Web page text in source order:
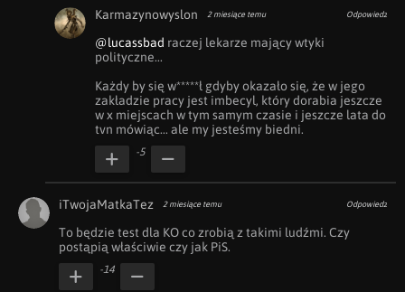
Karmazynowyslon 2 miesiące temu Odpowiedz
@lucassbad raczej lekarze mający wtyki
polityczne...
Każdy by się w*****ł gdyby okazało się, że w jego
zakładzie pracy jest imbecyl, który dorabia jeszcze
w x miejscach w tym samym czasie i jeszcze lata do
tvn mówiąc... ale my jesteśmy biedni.
-5
iTwojaMatkaTez 2 miesiące temu Odpowiedz
To będzie test dla KO co zrobią z takimi ludźmi. Czy
postąpią właściwie czy jak PiS.
-14